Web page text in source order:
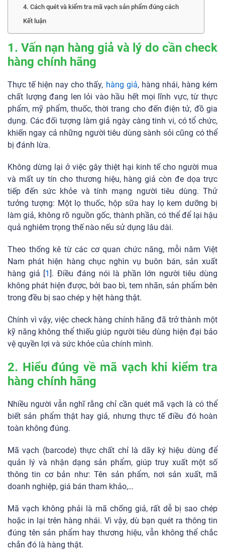
4. Cách quét và kiểm tra mã vạch sản phẩm đúng cách
Kết luận
1. Vấn nạn hàng giả và lý do cần check
hàng chính hãng
Thực tế hiện nay cho thấy, hàng giả, hàng nhái, hàng kém
chất lượng đang len lỏi vào hầu hết mọi lĩnh vực, từ thực
phẩm, mỹ phẩm, thuốc, thời trang cho đến điện tử, đồ gia
dụng. Các đối tượng làm giả ngày càng tinh vi, có tổ chức,
khiến ngay cả những người tiêu dùng sành sỏi cũng có thể
bị đánh lừa.
Không dừng lại ở việc gây thiệt hại kinh tế cho người mua
và mất uy tín cho thương hiệu, hàng giả còn đe dọa trực
tiếp đến sức khỏe và tính mạng người tiêu dùng. Thử
tưởng tượng: Một lọ thuốc, hộp sữa hay lọ kem dưỡng bị
làm giả, không rõ nguồn gốc, thành phần, có thể để lại hậu
quả nghiêm trọng thế nào nếu sử dụng lâu dài.
Theo thống kê từ các cơ quan chức năng, mỗi năm Việt
Nam phát hiện hàng chục nghìn vụ buôn bán, sản xuất
hàng giả [1]. Điều đáng nói là phần lớn người tiêu dùng
không phát hiện được, bởi bao bì, tem nhãn, sản phẩm bên
trong đều bị sao chép y hệt hàng thật.
Chính vì vậy, việc check hàng chính hãng đã trở thành một
kỹ năng không thể thiếu giúp người tiêu dùng hiện đại bảo
vệ quyền lợi và sức khỏe của chính mình.
2. Hiểu đúng về mã vạch khi kiểm tra
hàng chính hãng
Nhiều người vẫn nghĩ rằng chỉ cần quét mã vạch là có thể
biết sản phẩm thật hay giả, nhưng thực tế điều đó hoàn
toàn không đúng.
Mã vạch (barcode) thực chất chỉ là dãy ký hiệu dùng để
quản lý và nhận dạng sản phẩm, giúp truy xuất một số
thông tin cơ bản như: Tên sản phẩm, nơi sản xuất, mã
doanh nghiệp, giá bán tham khảo,…
Mã vạch không phải là mã chống giả, rất dễ bị sao chép
hoặc in lại trên hàng nhái. Vì vậy, dù bạn quét ra thông tin
đúng tên sản phẩm hay thương hiệu, vẫn không thể chắc
chắn đó là hàng thật.